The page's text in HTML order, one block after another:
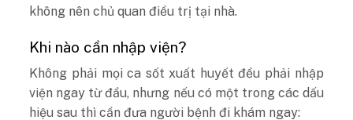
không nên chủ quan điều trị tại nhà.
Khi nào cần nhập viện?
Không phải mọi ca sốt xuất huyết đều phải nhập
viện ngay từ đầu, nhưng nếu có một trong các dấu
hiệu sau thì cần đưa người bệnh đi khám ngay: